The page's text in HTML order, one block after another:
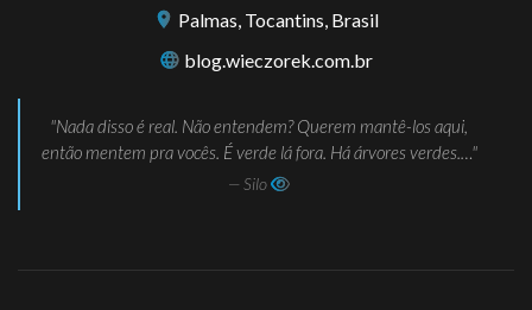
Palmas, Tocantins, Brasil
blog.wieczorek.com.br
Nada disso é real. Não entendem? Querem mantê-los aqui,
então mentem pra vocês. É verde lá fora. Há árvores verdes.…
— Silo